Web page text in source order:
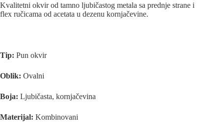
Kvalitetni okvir od tamno ljubičastog metala sa prednje strane i
flex ručicama od acetata u dezenu kornjačevine.
Tip: Pun okvir
Oblik: Ovalni
Boja: Ljubičasta, kornjačevina
Materijal: Kombinovani